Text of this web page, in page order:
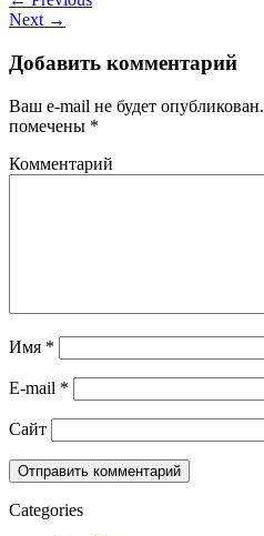
Next →
Добавить комментарий
Ваш e-mail не будет опубликован.
помечены *
Комментарий
Имя *
E-mail *
Сайт
Categories